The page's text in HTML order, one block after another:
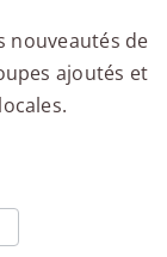
nouveautés de
ajoutés et